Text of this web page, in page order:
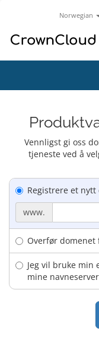
Norwegian
Vennligst gi oss
tjeneste ved å
Registrere et nytt
www.
Overfør
Jeg vil bruke min
mine